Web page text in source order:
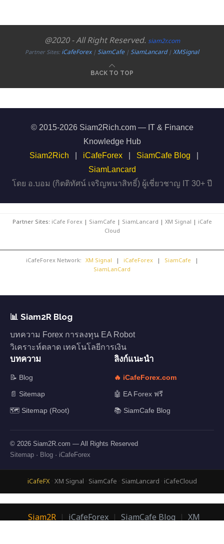
@2020 - All Right Reserved. siam2r.com
Partner Sites:iCafeForex|SiamCafe|SiamLancard|XMSignal
BACK TO TOP
© 2015-2026 Siam2Rich.com — IT & Finance
Knowledge Hub
Siam2Rich
iCafeForex SiamCafe Blog
SiamLancard
โดย อ.บอม (กิตติทัศน์ เจริญพนาสิทธิ์) ผู้เชี่ยวชาญ IT 30+ ปี
Partner Sites: iCafe Forex| SiamCafe | SiamLancard | XM Signal | iCafe
Cloud
iCafeForex Network: XM Signal | iCafeForex | SiamCafe
|
SiamLanCard
📊 Siam2R Blog
บทความ Forex การลงทุน EA Robot
วิเคราะห์ตลาด เทคโนโลยีการเงิน
บทความ
📝 Blog
📄 Sitemap
🗺️ Sitemap (Root)
ลิงก์แนะนำ
🔥 iCafeForex.com
🤖 EA Forex ฟรี
📚 SiamCafe Blog
© 2026 Siam2R.com — All Rights Reserved
Sitemap · Blog · iCafeForex
iCafeFX· XM Signal · SiamCafe · SiamLancard · iCafeCloud
Siam2R | iCafeForex | SiamCafe Blog | XM